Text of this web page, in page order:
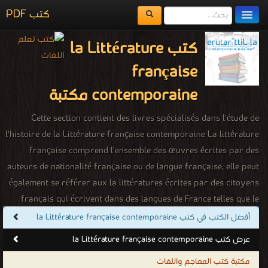
كتب PDF
مكتبة الكتب
المكتبات
يُقرأ حالياً
اضف كتاب
كتب la Littérature
française
contemporaine مكتبة
Cette section contient des livres spécialisés dans l'étude de
l'histoire de la Littérature française contemporaine La littérature
française comprend l'ensemble des œuvres écrites par des
auteurs de nationalité française ou de langue française, elle peut
également se référer aux la littératures écrites par des citoyens
français qui écrivent dans des langues de France telles que le
basque, le breton, etc.. La littérature écrite en langue française
par les personnes d'autres pays tels que la Belgique, la Suisse, le
(surtout au Québec) Canada, le Sénégal, l'Algérie, le Maroc, etc.
se réfère à la littérature francophone. Son histoire commence en
أفضل الكتب في كتب la Littérature française contemporaine
عرض كتب la Littérature française contemporaine
مكتبة كتب المعاجم واللغات